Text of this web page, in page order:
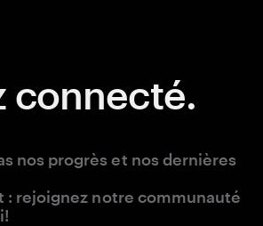
connecté.
nos progrès et nos dernières
: rejoignez notre communauté